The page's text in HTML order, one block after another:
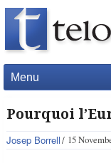
Menu
Pourquoi
Josep Borrell 15